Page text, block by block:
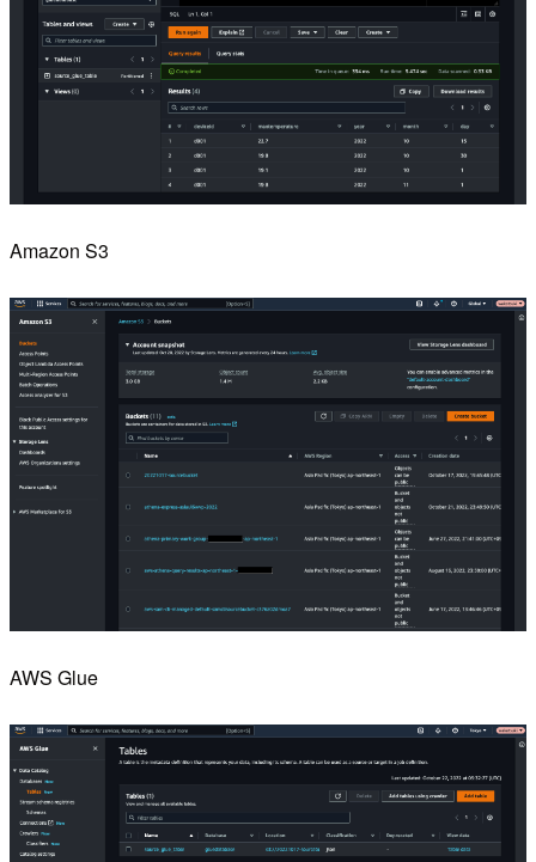
Amazon S3
AWS Glue